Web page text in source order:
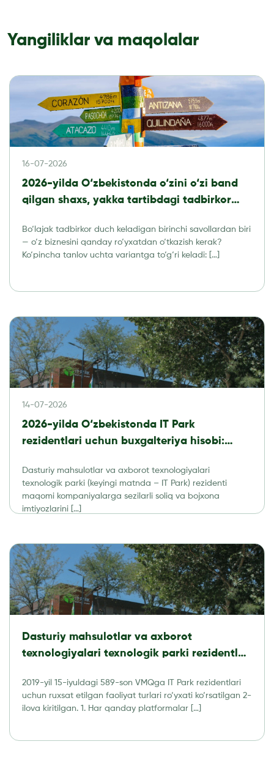
Yangiliklar va maqolalar
16-07-2026
2026-yilda O‘zbekistonda o‘zini o‘zi band
qilgan shaxs, yakka tartibdagi tadbirkor
kerak?
Bo‘lajak tadbirkor duch keladigan birinchi savollardan biri
— o‘z biznesini qanday ro‘yxatdan o‘tkazish kerak?
Ko‘pincha tanlov uchta variantga to‘g‘ri keladi: […]
14-07-2026
2026-yilda O‘zbekistonda IT Park
rezidentlari uchun buxgalteriya hisobi:
Dasturiy mahsulotlar va axborot texnologiyalari
texnologik parki (keyingi matnda – IT Park) rezidenti
maqomi kompaniyalarga sezilarli soliq va bojxona
imtiyozlarini […]
Dasturiy mahsulotlar va axborot
texnologiyalari texnologik parki rezidentlari
etilgan faoliyat turlari RO’YXATI
2019-yil 15-iyuldagi 589-son VMQga IT Park rezidentlari
uchun ruxsat etilgan faoliyat turlari ro‘yxati ko‘rsatilgan 2-
ilova kiritilgan. 1. Har qanday platformalar […]